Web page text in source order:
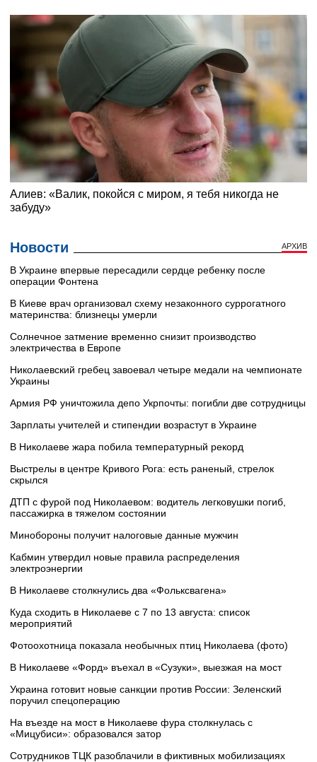
Новости АРХИВ
В Украине впервые пересадили сердце ребенку после
операции Фонтена
В Киеве врач организовал схему незаконного суррогатного
материнства: близнецы умерли
Солнечное затмение временно снизит производство
электричества в Европе
Николаевский гребец завоевал четыре медали на чемпионате
Украины
Армия РФ уничтожила депо Укрпочты: погибли две сотрудницы
Зарплаты учителей и стипендии возрастут в Украине
В Николаеве жара побила температурный рекорд
Выстрелы в центре Кривого Рога: есть раненый, стрелок
скрылся
ДТП с фурой под Николаевом: водитель легковушки погиб,
пассажирка в тяжелом состоянии
Минобороны получит налоговые данные мужчин
Кабмин утвердил новые правила распределения
электроэнергии
В Николаеве столкнулись два «Фольксвагена»
Куда сходить в Николаеве с 7 по 13 августа: список
мероприятий
Фотоохотница показала необычных птиц Николаева (фото)
В Николаеве «Форд» въехал в «Сузуки», выезжая на мост
Украина готовит новые санкции против России: Зеленский
поручил спецоперацию
На въезде на мост в Николаеве фура столкнулась с
«Мицубиси»: образовался затор
Сотрудников ТЦК разоблачили в фиктивных мобилизациях